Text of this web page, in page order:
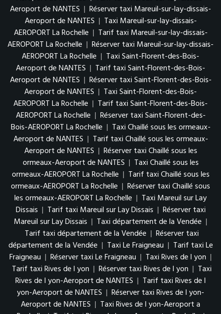
Aeroport de NANTES | Réserver taxi Mareuil-sur-lay-dissais-
Aeroport de NANTES | Taxi Mareuil-sur-lay-dissais-
AEROPORT La Rochelle | Tarif taxi Mareuil-sur-lay-dissais-
AEROPORT La Rochelle | Réserver taxi Mareuil-sur-lay-dissais-
AEROPORT La Rochelle | Taxi Saint-Florent-des-Bois-
Aeroport de NANTES | Tarif taxi Saint-Florent-des-Bois-
Aeroport de NANTES | Réserver taxi Saint-Florent-des-Bois-
Aeroport de NANTES | Taxi Saint-Florent-des-Bois-
AEROPORT La Rochelle | Tarif taxi Saint-Florent-des-Bois-
AEROPORT La Rochelle | Réserver taxi Saint-Florent-des-
Bois-AEROPORT La Rochelle | Taxi Chaillé sous les ormeaux-
Aeroport de NANTES | Tarif taxi Chaillé sous les ormeaux-
Aeroport de NANTES | Réserver taxi Chaillé sous les
ormeaux-Aeroport de NANTES | Taxi Chaillé sous les
ormeaux-AEROPORT La Rochelle | Tarif taxi Chaillé sous les
ormeaux-AEROPORT La Rochelle | Réserver taxi Chaillé sous
les ormeaux-AEROPORT La Rochelle | Taxi Mareuil sur Lay
Dissais | Tarif taxi Mareuil sur Lay Dissais | Réserver taxi
Mareuil sur Lay Dissais | Taxi département de la Vendée |
Tarif taxi département de la Vendée | Réserver taxi
département de la Vendée | Taxi Le Fraigneau | Tarif taxi Le
Fraigneau | Réserver taxi Le Fraigneau | Taxi Rives de l yon |
Tarif taxi Rives de l yon | Réserver taxi Rives de l yon | Taxi
Rives de l yon-Aeroport de NANTES | Tarif taxi Rives de l
yon-Aeroport de NANTES | Réserver taxi Rives de l yon-
Aeroport de NANTES | Taxi Rives de l yon-Aeroport a